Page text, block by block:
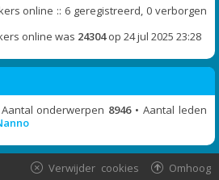
online :: 6 geregistreerd, 0 verborgen
online was 24304op 24 jul 2025 23:28
onderwerpen 8946• Aantal leden
Omhoog
Verwijder cookies